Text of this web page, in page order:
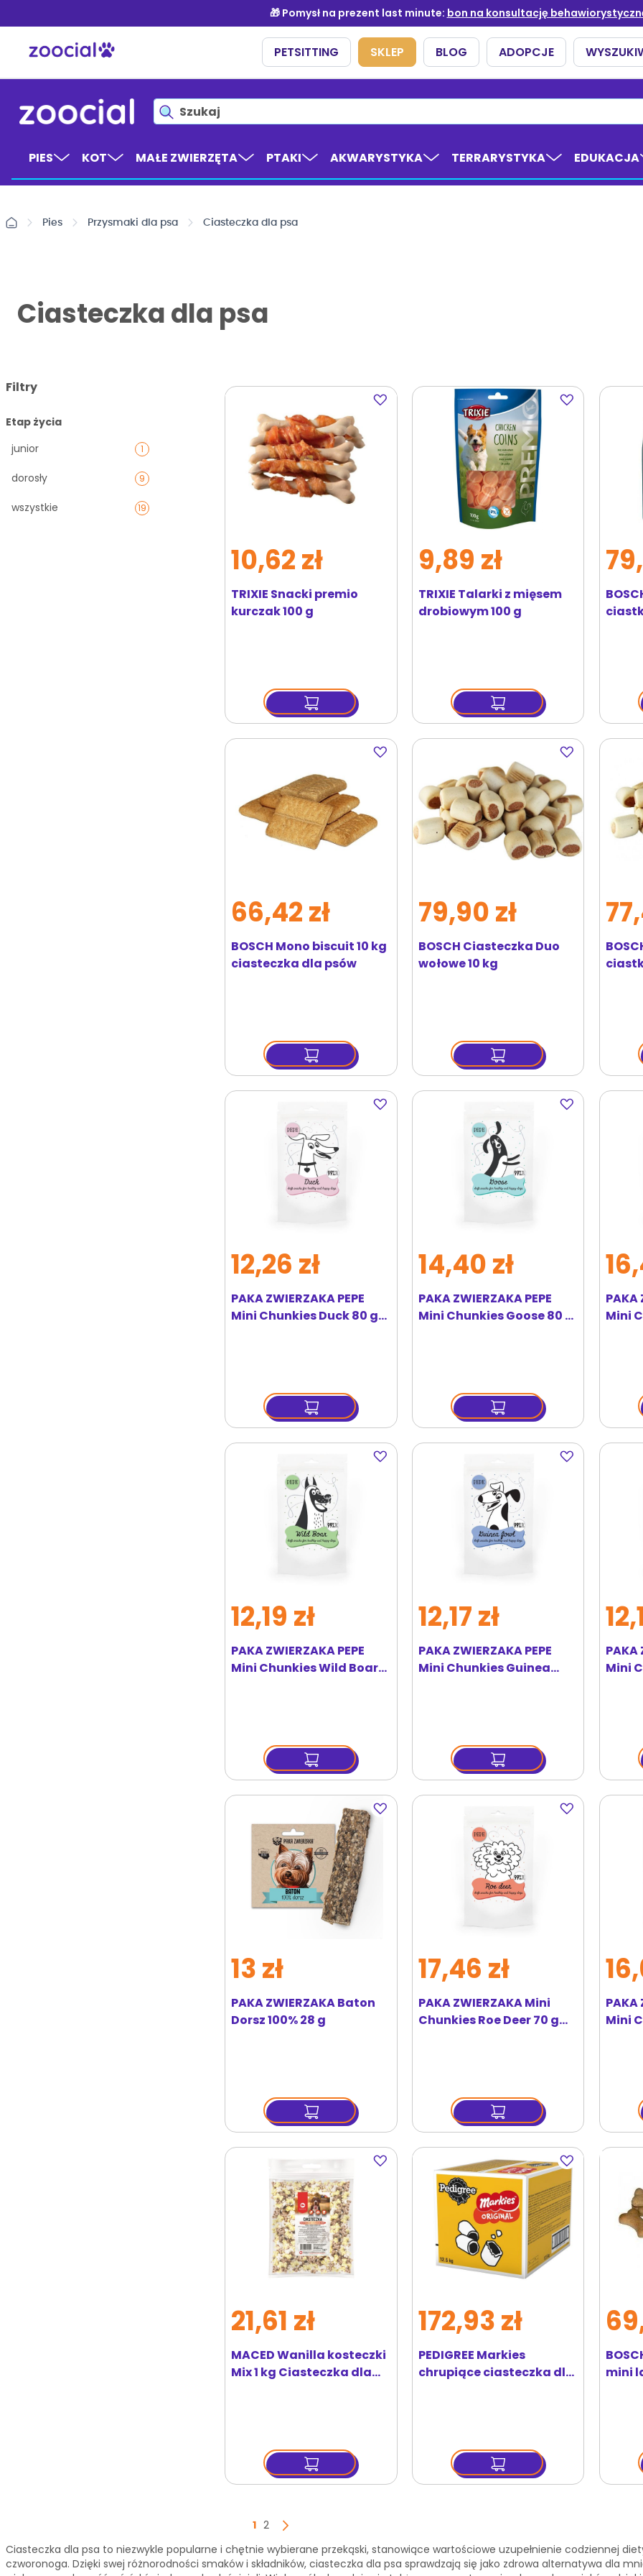
treści
PIES KOT MAŁE ZWIERZĘTA PTAKI AKWARYSTYKA TERRARYSTYKA EDUKACJA
Pies Przysmaki dla psa Ciasteczka dla psa
Ciasteczka dla psa
Dodaj
do
TRIXIE Snacki premio
kurczak 100 g
10,62 zł
Dodaj
do
TRIXIE Talarki z mięsem
drobiowym 100 g
9,89 zł
Dodaj
do
BOSCH Mono biscuit 10 kg
ciasteczka dla psów
66,42 zł
Dodaj
do
BOSCH Ciasteczka Duo
wołowe 10 kg
79,90 zł
Dodaj
do
PAKA ZWIERZAKA PEPE
Mini Chunkies Duck 80 g
12,26 zł
Dodaj
do
PAKA ZWIERZAKA PEPE
Mini Chunkies Goose 80 g
14,40 zł
PAKA
Mini
Dodaj
do
PAKA ZWIERZAKA PEPE
Mini Chunkies Wild Boar
12,19 zł
Dodaj
do
PAKA ZWIERZAKA PEPE
Mini Chunkies Guinea
12,17 zł
PAKA
Mini
Dodaj
do
ulubionych
PAKA ZWIERZAKA Baton
Dorsz 100% 28 g
13 zł
Dodaj
do
PAKA ZWIERZAKA Mini
Chunkies Roe Deer 70 g
17,46 zł
PAKA
Mini
Dodaj
do
MACED Wanilla kosteczki
Mix 1 kg Ciasteczka dla
21,61 zł
Dodaj
do
ulubionych
PEDIGREE Markies
chrupiące ciasteczka dla
172,93 zł
mini
Strona
Aktualnie czytasz stronę
1 Strona
2
Filtry
Etap życia
junior
1
dorosły 9
wszystkie 19
Ciasteczka dla psa to niezwykle popularne i chętnie wybierane przekąski, stanowiące wartościowe uzupełnienie codziennej
czworonoga. Dzięki swej różnorodności smaków i składników, ciasteczka dla psa sprawdzają się jako zdrowa alternatywa dla